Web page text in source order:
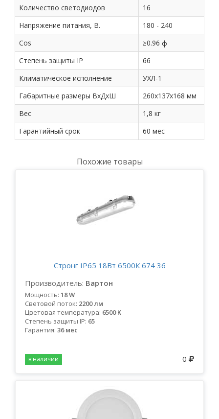
Количество светодиодов
16
Напряжение питания, В.
180 - 240
Cos
≥0.96 ф
Степень защиты IP
66
Климатическое исполнение
УХЛ-1
Габаритные размеры ВхДхШ
260х137х168 мм
Вес
1,8 кг
Гарантийный срок
60 мес
Похожие товары
Стронг IP65 18Вт 6500К 674 36
Производитель: Вартон
Мощность: 18 W
Световой поток: 2200 лм
Цветовая температура: 6500 K
Степень защиты IP: 65
Гарантия: 36 мес
0
в наличии